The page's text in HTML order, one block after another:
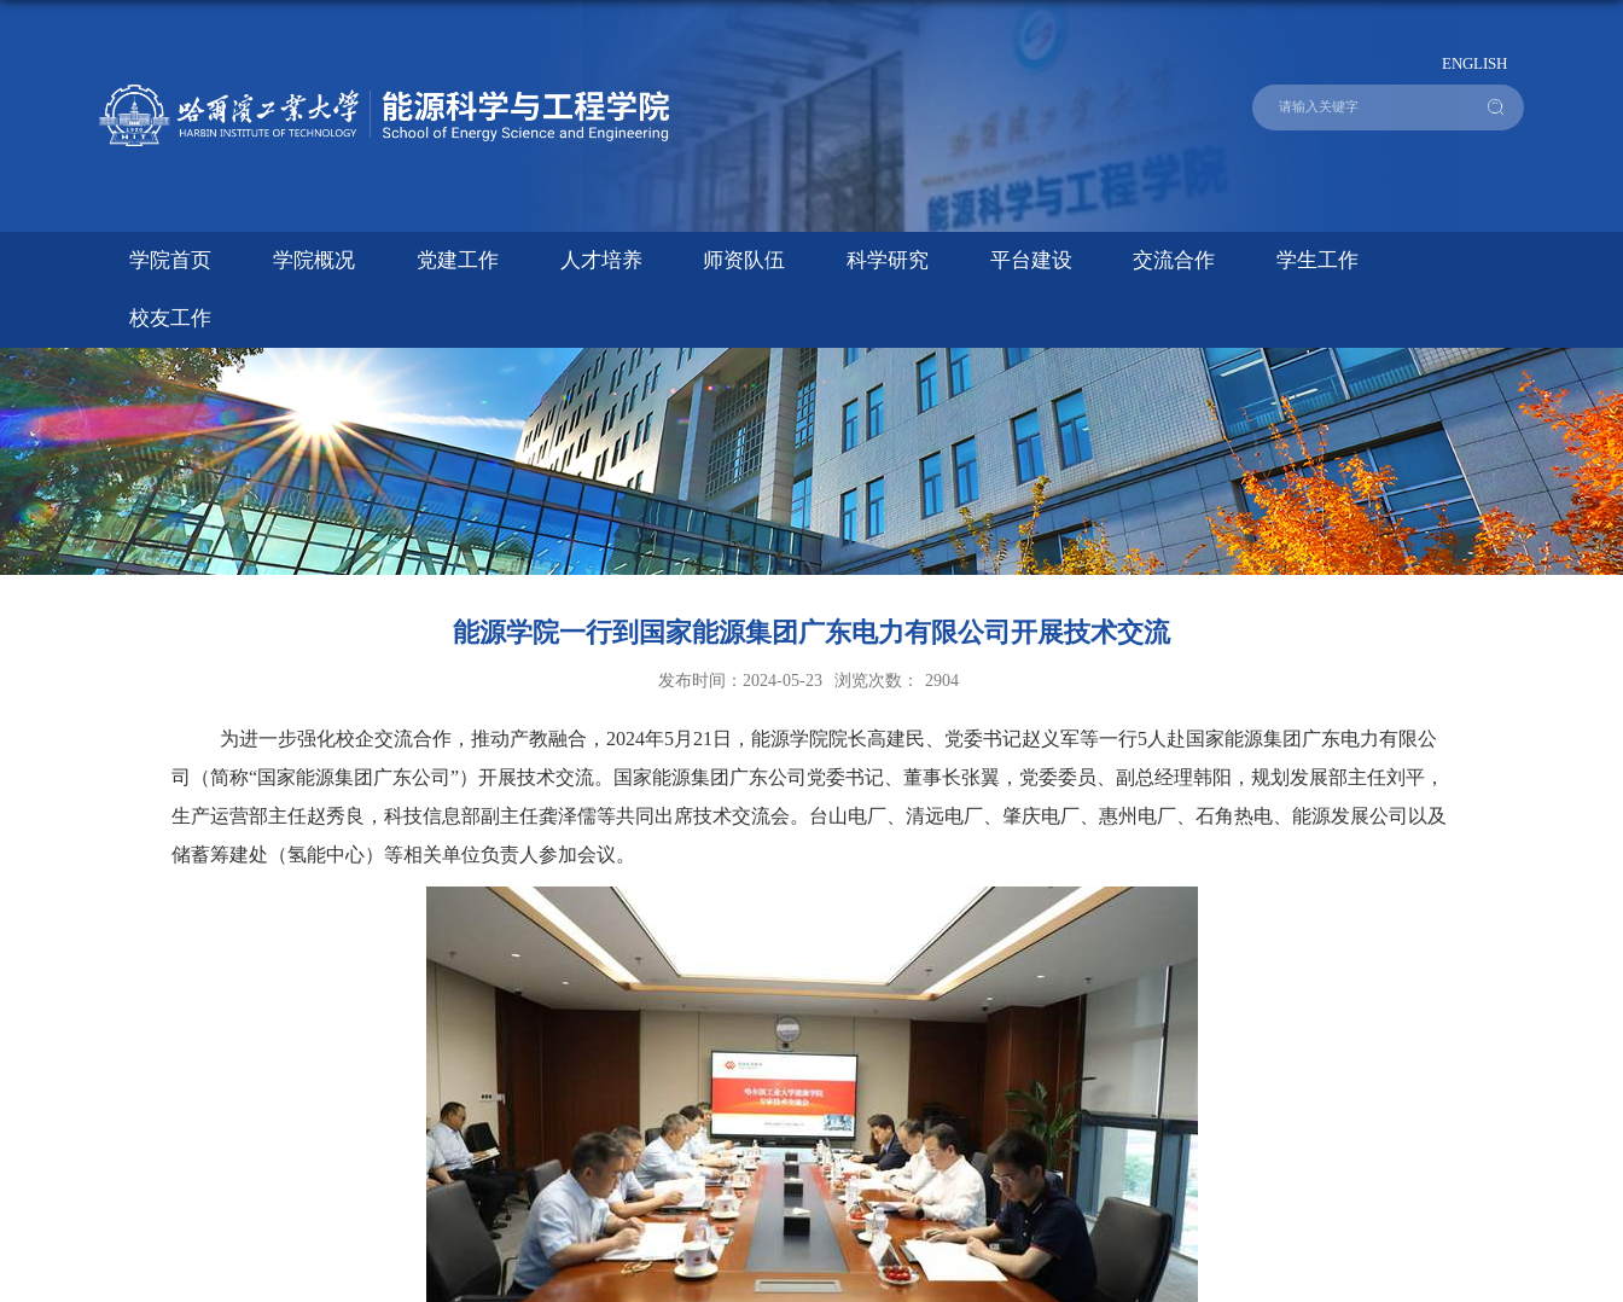
ENGLISH
学院首页 学院概况 党建工作 人才培养 师资队伍 科学研究 平台建设 交流合作 学生工作
校友工作
能源学院一行到国家能源集团广东电力有限公司开展技术交流
发布时间：2024-05-23 浏览次数： 2904
为进一步强化校企交流合作，推动产教融合，2024年5月21 日，能源学院院长高建民、党委书记赵义军等一行5人赴国家能源集团广东电力有限公
司（简称“国家能源集团广东公司”）开展技术交流。国家能源集团广东公司党委书记、董事长张翼，党委委员、副总经理韩阳， 规划发展部主任刘平，
生产运营部主任赵秀良，科技信息部副主任龚泽儒等共同出席技术交流会。台山电厂、清远电厂、肇庆电厂、惠州电厂、石角热电、能源发展公司以及
储蓄筹建处（氢能中心）等相关单位负责人参加会议。